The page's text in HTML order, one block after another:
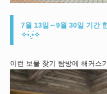
7월 13일～9월 30일 기간
✧•̀.̫•́✧
이런 보물 찾기 탐방에 해커스